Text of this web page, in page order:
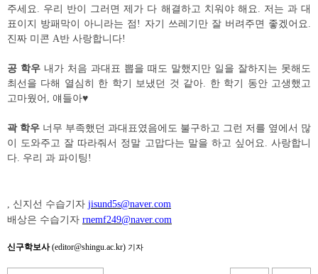
주세요. 우리 반이 그러면 제가 다 해결하고 치워야 해요. 저는 과 대
표이지 방패막이 아니라는 점 ! 자기 쓰레기만 잘 버려주면 좋겠어요.
진짜 미콘 A반 사랑합니다!
공 학우 내가 처음 과대표 뽑을 때도 말했지만 일을 잘하지는 못해도
최선을 다해 열심히 한 학기 보냈던 것 같아. 한 학기 동안 고생했고
고마웠어 , 얘들아♥
곽 학우 너무 부족했던 과대표였음에도 불구하고 그런 저를 옆에서 많
이 도와주고 잘 따라줘서 정말 고맙다는 말을 하고 싶어요.사랑합니
다. 우리 과 파이팅 !
, 신지선 수습기자 jisund5s@naver.com
배상은 수습기자 rnemf249@naver.com
신구학보사(editor@shingu.ac.kr) 기자